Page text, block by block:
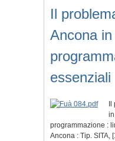
Il
Ancona
essenziali
programmazione :
Ancona : Tip. SITA,